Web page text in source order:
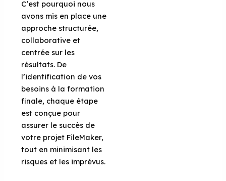
C’est pourquoi nous
avons mis en place une
approche structurée,
collaborative et
centrée sur les
résultats. De
l’identification de vos
besoins à la formation
finale, chaque étape
est conçue pour
assurer le succès de
votre projet FileMaker,
tout en minimisant les
risques et les imprévus.